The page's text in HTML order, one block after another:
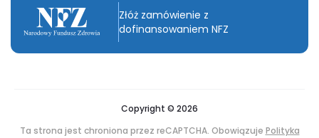
Złóż zamówienie z
dofinansowaniem NFZ
Copyright © 2026
Ta strona jest chroniona przez reCAPTCHA. Obowiązuje Polityka